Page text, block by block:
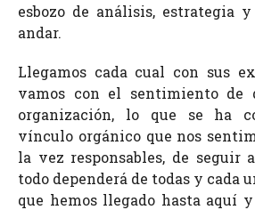
esbozo de análisis, estrategia
andar.
Llegamos cada cual con sus
vamos con el sentimiento de
organización, lo que se ha
vínculo orgánico que nos
la vez responsables, de seguir
todo dependerá de todas y cada
que hemos llegado hasta aquí